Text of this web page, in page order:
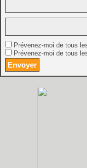
Prévenez-moi de tous
Prévenez-moi de tous